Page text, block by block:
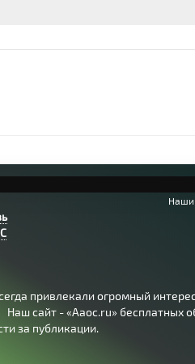
транспортного средства,
транспортного средства.
Наши
привлекали огромный
сайт - «Aaoc.ru» бесплатных
за публикации.